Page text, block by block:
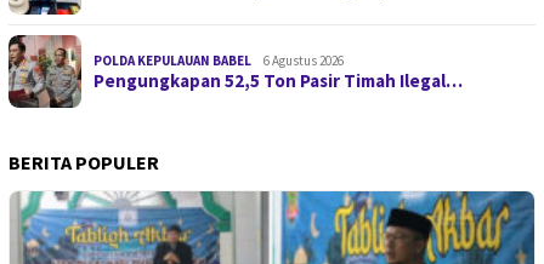
POLDA KEPULAUAN BABEL 6 Agustus 2026
Pengungkapan 52,5 Ton Pasir Timah Ilegal…
BERITA POPULER